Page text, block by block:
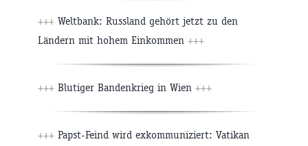
+++ Weltbank: Russland gehört jetzt zu den
Ländern mit hohem Einkommen +++
+++ Blutiger Bandenkrieg in Wien +++
+++ Papst-Feind wird exkommuniziert: Vatikan